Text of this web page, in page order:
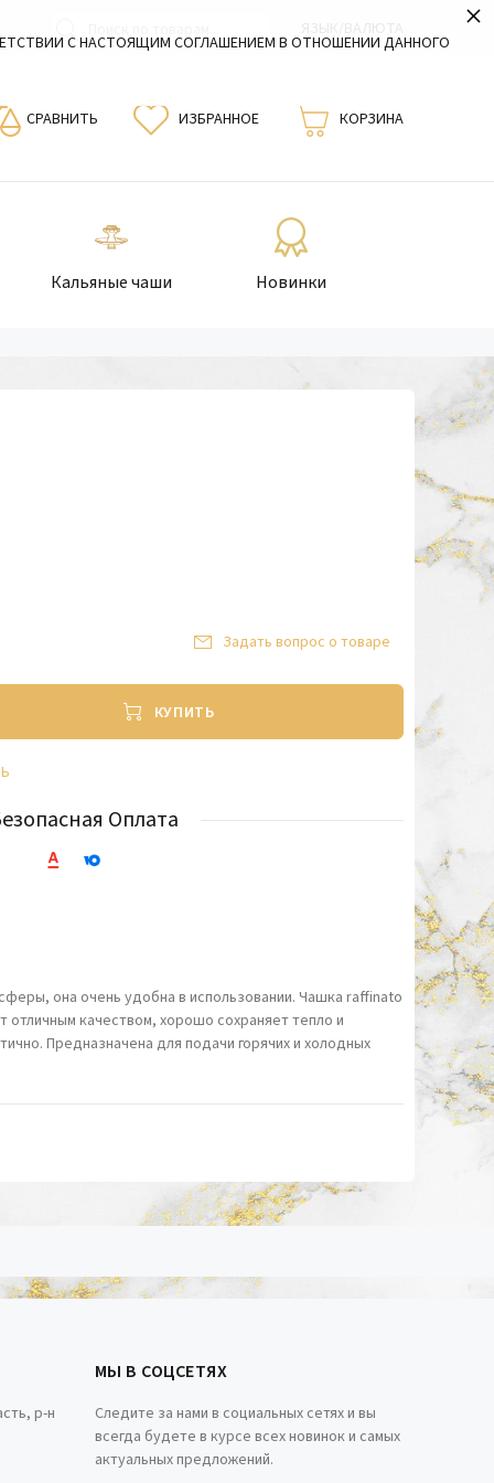
СРАВНИТЬ ИЗБРАННОЕ КОРЗИНА
Кальяные чаши Новинки
Задать вопрос о товаре
КУПИТЬ
Оплата
она очень удобна в использовании. Чашка raffinato
качеством, хорошо сохраняет тепло и
Предназначена для подачи горячих и холодных
р-н
МЫ В СОЦСЕТЯХ
Следите за нами в социальных сетях и вы
всегда будете в курсе всех новинок и самых
актуальных предложений.
С НАСТОЯЩИМ СОГЛАШЕНИЕМ В ОТНОШЕНИИ ДАННОГО
×